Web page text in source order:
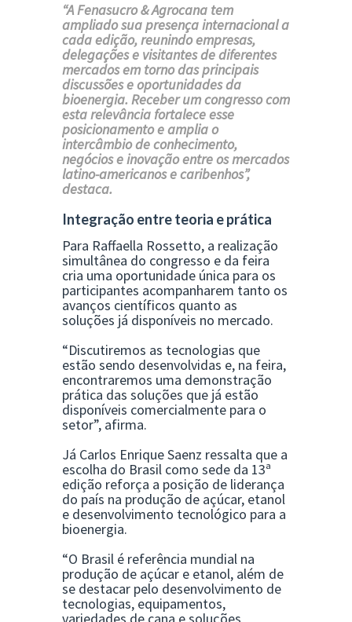
“A Fenasucro & Agrocana tem
ampliado sua presença internacional a
cada edição, reunindo empresas,
delegações e visitantes de diferentes
mercados em torno das principais
discussões e oportunidades da
bioenergia. Receber um congresso com
esta relevância fortalece esse
posicionamento e amplia o
intercâmbio de conhecimento,
negócios e inovação entre os mercados
latino-americanos e caribenhos”,
destaca.
Integração entre teoria e prática
Para Raffaella Rossetto, a realização
simultânea do congresso e da feira
cria uma oportunidade única para os
participantes acompanharem tanto os
avanços científicos quanto as
soluções já disponíveis no mercado.
“Discutiremos as tecnologias que
estão sendo desenvolvidas e, na feira,
encontraremos uma demonstração
prática das soluções que já estão
disponíveis comercialmente para o
setor”, afirma.
Já Carlos Enrique Saenz ressalta que a
escolha do Brasil como sede da 13ª
edição reforça a posição de liderança
do país na produção de açúcar, etanol
e desenvolvimento tecnológico para a
bioenergia.
“O Brasil é referência mundial na
produção de açúcar e etanol, além de
se destacar pelo desenvolvimento de
tecnologias, equipamentos,